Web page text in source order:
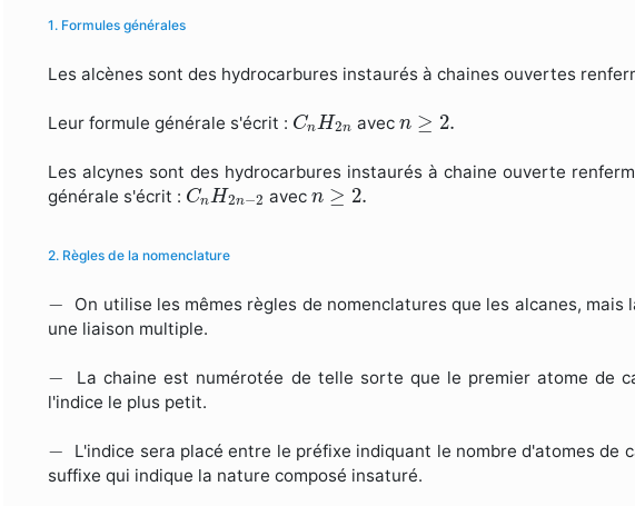
1. Formules générales
Les alcènes sont des hydrocarbures instaurés à chaines ouvertes
Leur formule générale s'écrit : CnH2n
C nH n
avec n ≥ 2.
n ≥2.
Les alcynes sont des hydrocarbures instaurés à chaine ouverte
générale s'écrit : CnH2n−2
CnH 2 n − 2
avec n ≥ 2.
n ≥2.
2. Règles de la nomenclature
−
On utilise les mêmes règles de nomenclatures que les alcanes,
une liaison multiple.
−
La chaine est numérotée de telle sorte que le premier atome de
l'indice le plus petit.
−
L'indice sera placé entre le préfixe indiquant le nombre d'atomes de
suffixe qui indique la nature composé insaturé.